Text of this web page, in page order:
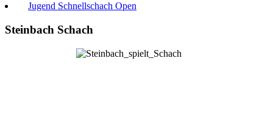
Jugend Schnellschach Open
Steinbach Schach